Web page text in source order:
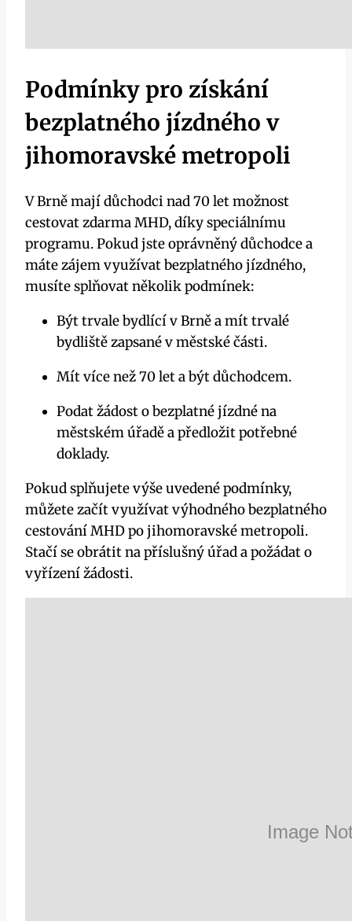
Podmínky pro získání
bezplatného jízdného v
jihomoravské metropoli
V Brně mají důchodci nad 70 let možnost
cestovat zdarma MHD, díky speciálnímu
programu. Pokud jste oprávněný důchodce a
máte zájem využívat bezplatného jízdného,
musíte splňovat několik podmínek:
Být trvale bydlící v Brně a mít trvalé
bydliště zapsané v městské části.
Mít více než 70 let a být důchodcem.
Podat žádost o bezplatné jízdné na
městském úřadě a předložit potřebné
doklady.
Pokud splňujete výše uvedené podmínky,
můžete začít využívat výhodného bezplatného
cestování MHD po jihomoravské metropoli.
Stačí se obrátit na příslušný úřad a požádat o
vyřízení žádosti.